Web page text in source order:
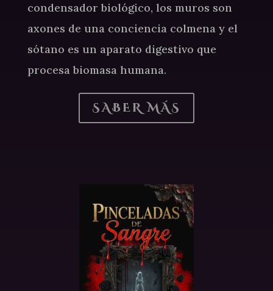
condensador biológico, los muros son
axones de una conciencia colmena y el
sótano es un aparato digestivo que
procesa biomasa humana.
SABER MÁS